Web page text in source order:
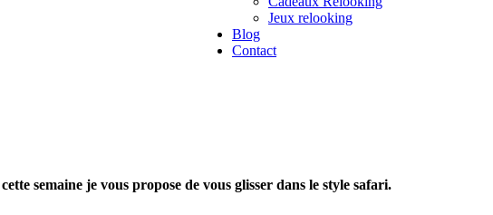
Jeux relooking
Blog
Contact
semaine je vous propose de vous glisser dans le style safari.